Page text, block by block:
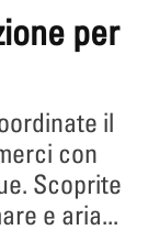
per
il
con
Scoprite
e aria...